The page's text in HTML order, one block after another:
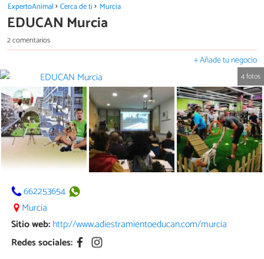
ExpertoAnimal Cerca de ti Murcia
EDUCAN Murcia
2 comentarios
+ Añade tu negocio
4 fotos
662253654
Murcia
Sitio web:http://www.adiestramientoeducan.com/murcia
Redes sociales: